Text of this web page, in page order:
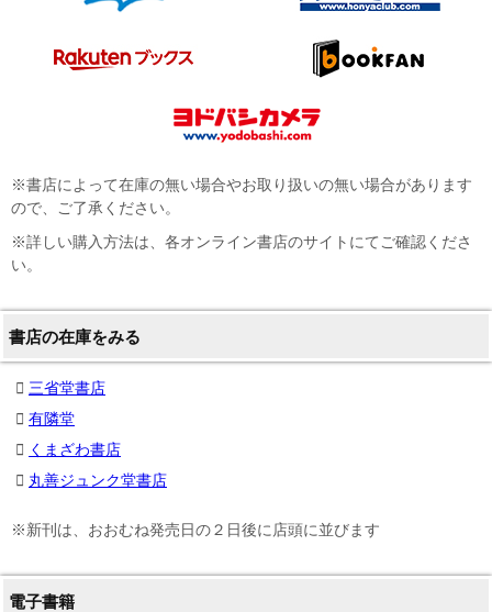
※書店によって在庫の無い場合やお取り扱いの無い場合があります
ので、ご了承ください。
※詳しい購入方法は、各オンライン書店のサイトにてご確認くださ
い。
書店の在庫をみる
三省堂書店
有隣堂
くまざわ書店
丸善ジュンク堂書店
※新刊は、おおむね発売日の２日後に店頭に並びます
電子書籍